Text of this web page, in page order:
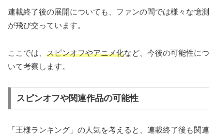
連載終了後の展開についても、ファンの間では様々な憶測
が飛び交っています。
ここでは、 スピンオフやアニメ化など、今後の可能性につ
いて考察します。
スピンオフや関連作品の可能性
「王様ランキング」の人気を考えると、連載終了後も関連